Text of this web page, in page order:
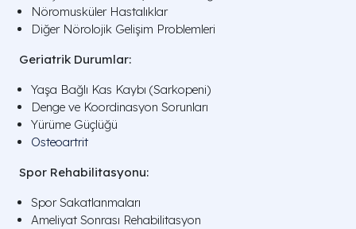
Nöromusküler Hastalıklar
Diğer Nörolojik Gelişim Problemleri
Geriatrik Durumlar:
Yaşa Bağlı Kas Kaybı (Sarkopeni)
Denge ve Koordinasyon Sorunları
Yürüme Güçlüğü
Osteoartrit
Spor Rehabilitasyonu:
Spor Sakatlanmaları
Ameliyat Sonrası Rehabilitasyon